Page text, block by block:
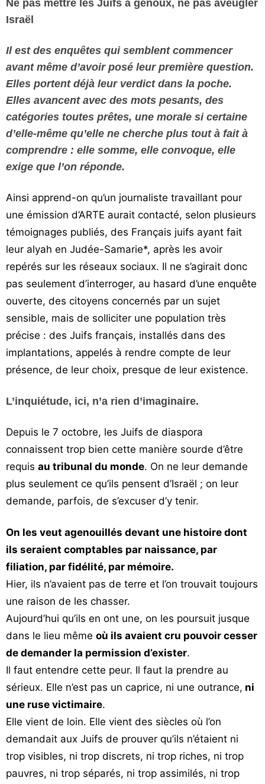
Vos
Les
bonnes
adresses
Ne pas mettre les Juifs à genoux, ne pas aveugler
Israël
Il est des enquêtes qui semblent commencer
avant même d’avoir posé leur première question.
Elles portent déjà leur verdict dans la poche.
Elles avancent avec des mots pesants, des
catégories toutes prêtes, une morale si certaine
d’elle-même qu’elle ne cherche plus tout à fait à
comprendre : elle somme, elle convoque, elle
exige que l’on réponde.
Ainsi apprend-on qu’un journaliste travaillant pour
une émission d’ARTE aurait contacté, selon plusieurs
témoignages publiés, des Français juifs ayant fait
leur alyah en Judée-Samarie*, après les avoir
repérés sur les réseaux sociaux. Il ne s’agirait donc
pas seulement d’interroger, au hasard d’une enquête
ouverte, des citoyens concernés par un sujet
sensible, mais de solliciter une population très
précise : des Juifs français, installés dans des
implantations, appelés à rendre compte de leur
présence, de leur choix, presque de leur existence.
L’inquiétude, ici, n’a rien d’imaginaire.
Depuis le 7 octobre, les Juifs de diaspora
connaissent trop bien cette manière sourde d’être
requis au tribunal du monde. On ne leur demande
plus seulement ce qu’ils pensent d’Israël ; on leur
demande, parfois, de s’excuser d’y tenir.
On les veut agenouillés devant une histoire dont
ils seraient comptables par naissance, par
filiation, par fidélité, par mémoire.
Hier, ils n’avaient pas de terre et l’on trouvait toujours
une raison de les chasser.
Aujourd’hui qu’ils en ont une, on les poursuit jusque
dans le lieu même où ils avaient cru pouvoir cesser
de demander la permission d’exister.
Il faut entendre cette peur. Il faut la prendre au
sérieux. Elle n’est pas un caprice, ni une outrance, ni
une ruse victimaire.
Elle vient de loin. Elle vient des siècles où l’on
demandait aux Juifs de prouver qu’ils n’étaient ni
trop visibles, ni trop discrets, ni trop riches, ni trop
pauvres, ni trop séparés, ni trop assimilés, ni trop